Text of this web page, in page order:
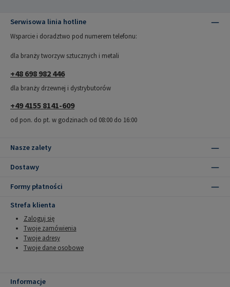
Serwisowa linia hotline
Wsparcie i doradztwo pod numerem telefonu:
dla branży tworzyw sztucznych i metali
+48 698 982 446
dla branży drzewnej i dystrybutorów
+49 4155 8141-609
od pon. do pt. w godzinach od 08:00 do 16:00
Nasze zalety
Dostawy
Formy płatności
Strefa klienta
Zaloguj się
Twoje zamówienia
Twoje adresy
Twoje dane osobowe
Informacje